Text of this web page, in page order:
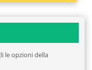
le opzioni della